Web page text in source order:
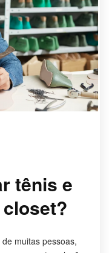
tênis e
muitas pessoas,